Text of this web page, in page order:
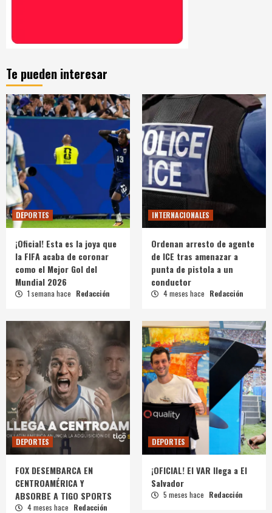
Te pueden interesar
DEPORTES
¡Oficial! Esta es la joya que
la FIFA acaba de coronar
como el Mejor Gol del
Mundial 2026
1 semana hace Redacción
INTERNACIONALES
Ordenan arresto de agente
de ICE tras amenazar a
punta de pistola a un
conductor
4 meses hace Redacción
DEPORTES
FOX DESEMBARCA EN
CENTROAMÉRICA Y
ABSORBE A TIGO SPORTS
4 meses hace Redacción
DEPORTES
¡OFICIAL! El VAR llega a El
Salvador
5 meses hace Redacción